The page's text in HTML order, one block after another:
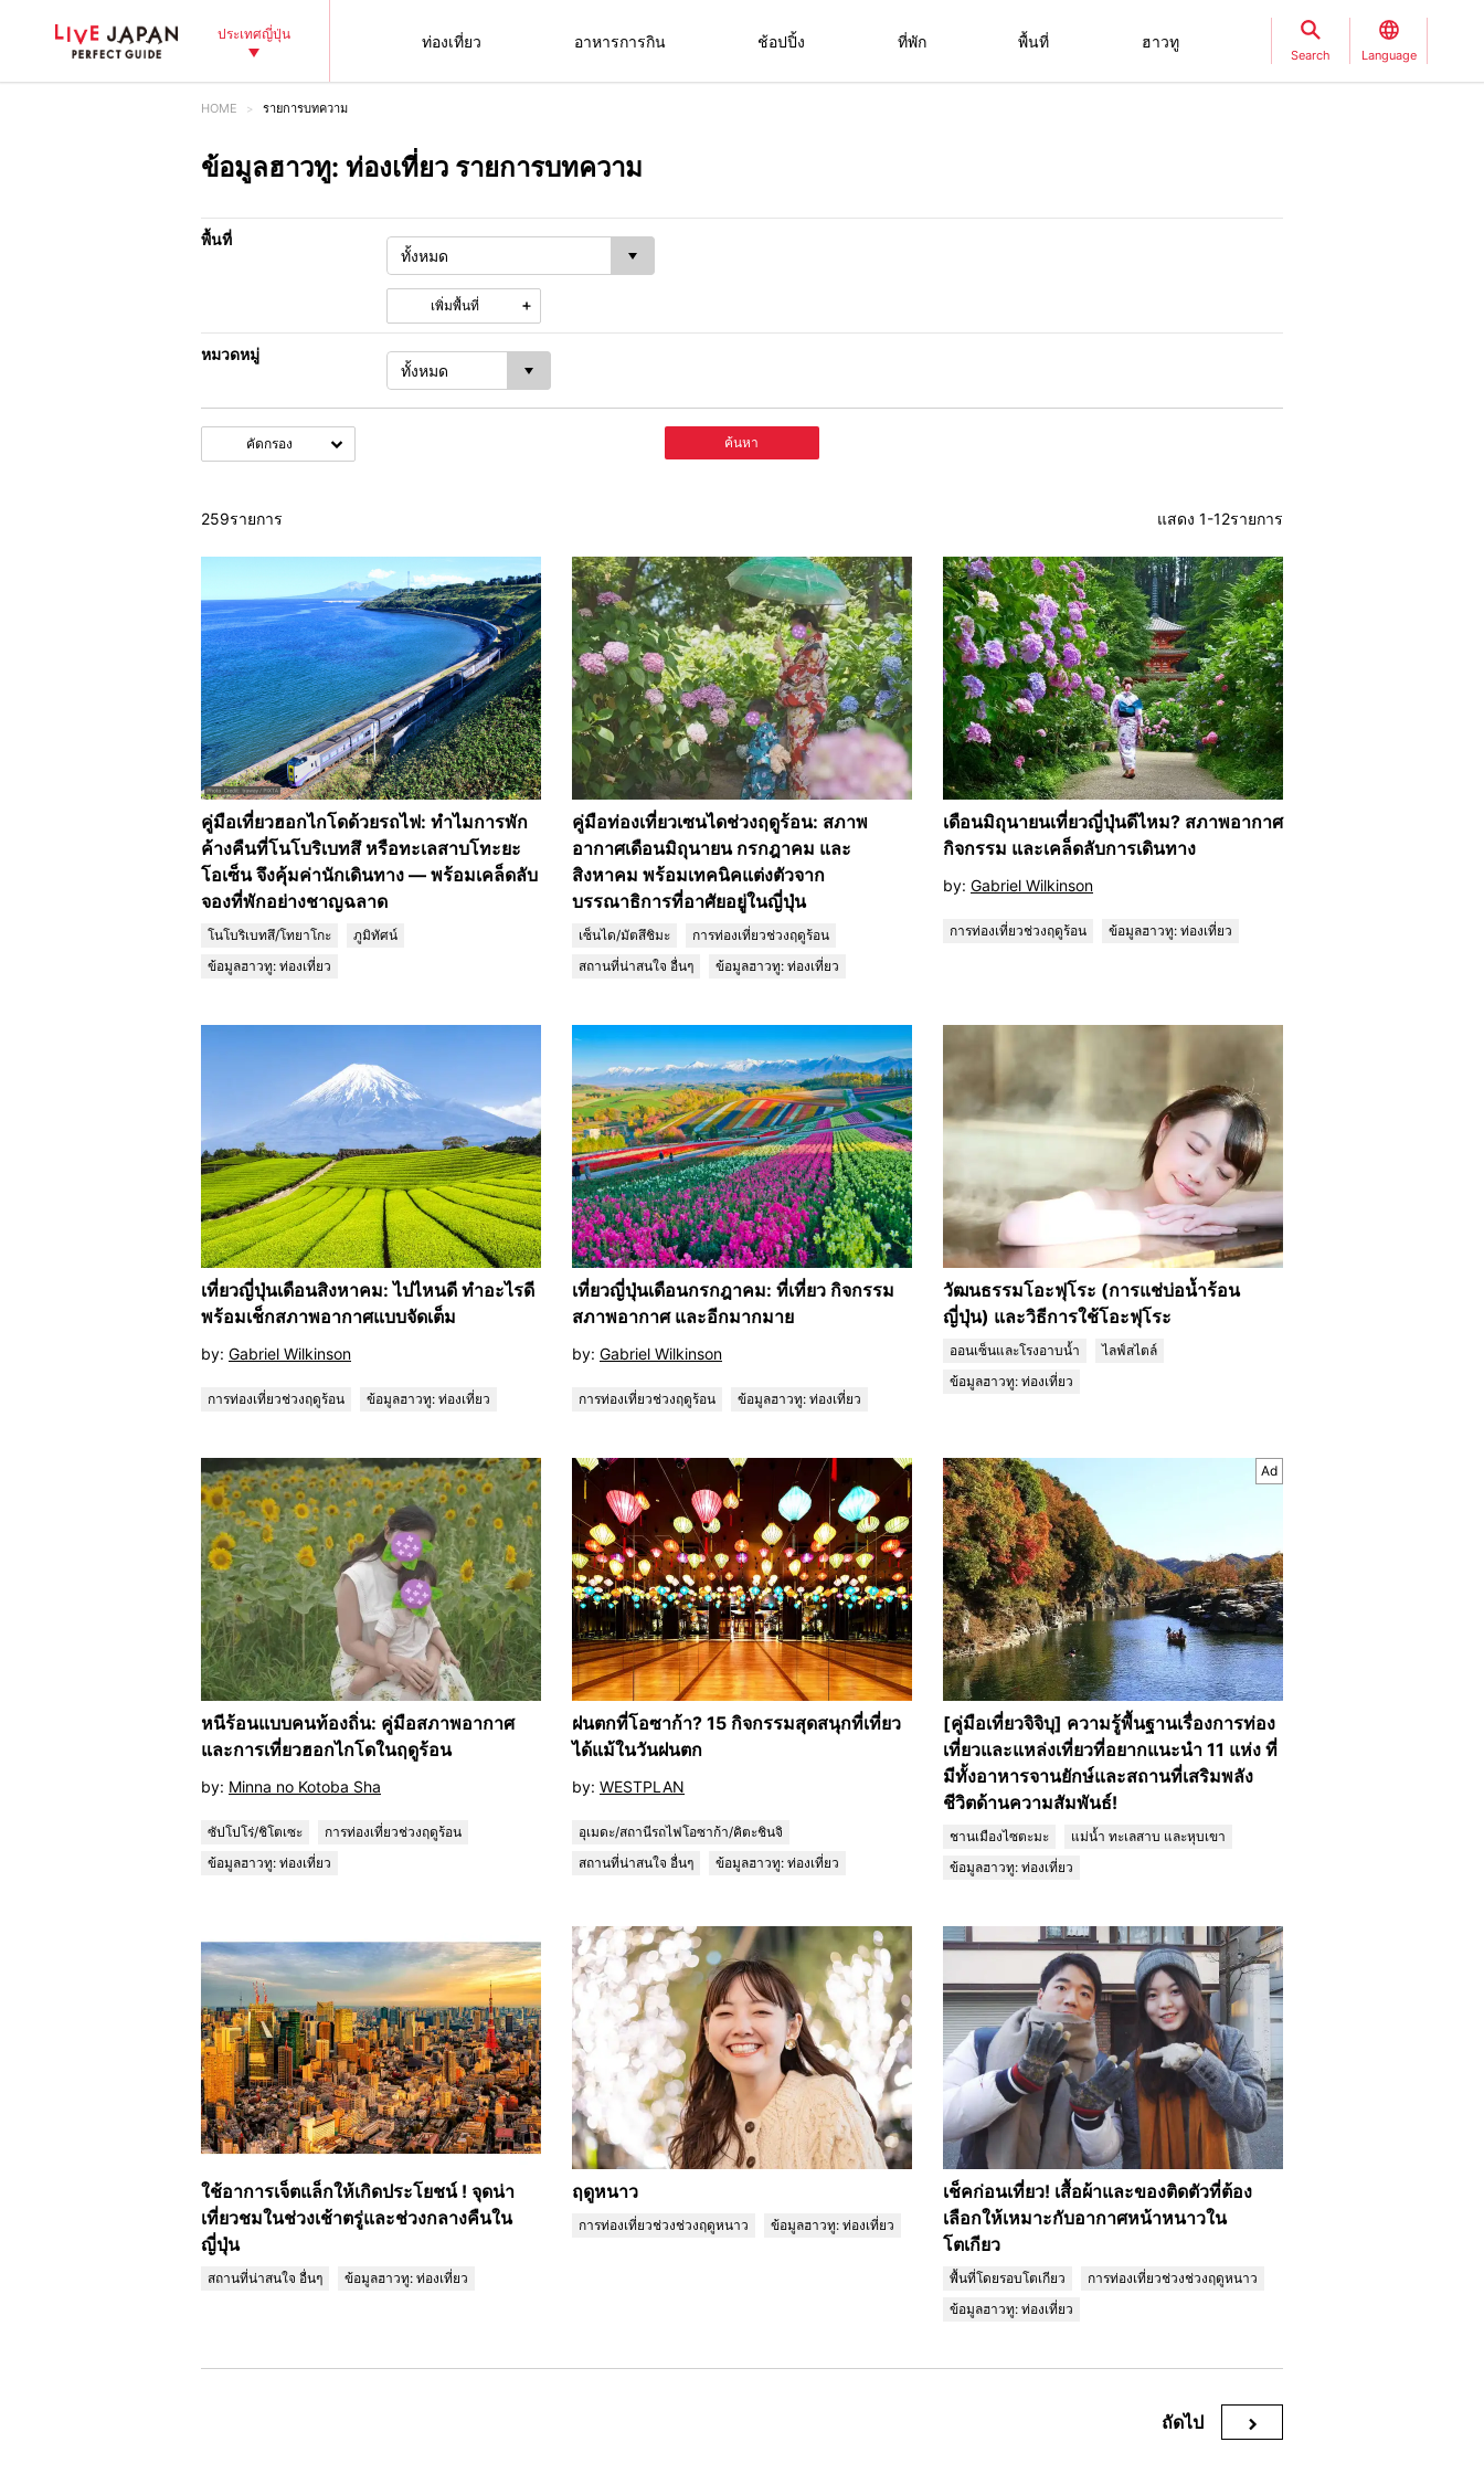
ประเทศญี่ปุ่น ท่องเที่ยว อาหารการกิน ช้อปปิ้ง ที่พัก พื้นที่ ฮาวทู
Search Language
HOME รายการบทความ
ข้อมูลฮาวทู: ท่องเที่ยว รายการบทความ
พื้นที่
เพิ่มพื้นที่
หมวดหมู่
คัดกรอง ค้นหา
259รายการ แสดง 1-12รายการ
คู่มือเที่ยวฮอกไกโดด้วยรถไฟ: ทำไมการพัก
ค้างคืนที่โนโบริเบทสึ หรือทะเลสาบโทะยะ
โอเซ็น จึงคุ้มค่านักเดินทาง — พร้อมเคล็ดลับ
จองที่พักอย่างชาญฉลาด
โนโบริเบทสึ/โทยาโกะ
ภูมิทัศน์
ข้อมูลฮาวทู: ท่องเที่ยว
คู่มือท่องเที่ยวเซนไดช่วงฤดูร้อน: สภาพ
อากาศเดือนมิถุนายน กรกฎาคม และ
สิงหาคม พร้อมเทคนิคแต่งตัวจาก
บรรณาธิการที่อาศัยอยู่ในญี่ปุ่น
เซ็นได/มัตสึชิมะ
การท่องเที่ยวช่วงฤดูร้อน
สถานที่น่าสนใจ อื่นๆ
ข้อมูลฮาวทู: ท่องเที่ยว
เดือนมิถุนายนเที่ยวญี่ปุ่นดีไหม? สภาพอากาศ
กิจกรรม และเคล็ดลับการเดินทาง
by: Gabriel Wilkinson
การท่องเที่ยวช่วงฤดูร้อน ข้อมูลฮาวทู: ท่องเที่ยว
เที่ยวญี่ปุ่นเดือนสิงหาคม: ไปไหนดี ทำอะไรดี
พร้อมเช็กสภาพอากาศแบบจัดเต็ม
by: Gabriel Wilkinson
การท่องเที่ยวช่วงฤดูร้อน ข้อมูลฮาวทู: ท่องเที่ยว
เที่ยวญี่ปุ่นเดือนกรกฎาคม: ที่เที่ยว กิจกรรม
สภาพอากาศ และอีกมากมาย
by: Gabriel Wilkinson
การท่องเที่ยวช่วงฤดูร้อน ข้อมูลฮาวทู: ท่องเที่ยว
วัฒนธรรมโอะฟุโระ (การแช่บ่อน้ำร้อน
ญี่ปุ่น) และวิธีการใช้โอะฟุโระ
ออนเซ็นและโรงอาบน้ำ
ไลฟ์สไตล์
ข้อมูลฮาวทู: ท่องเที่ยว
หนีร้อนแบบคนท้องถิ่น: คู่มือสภาพอากาศ
และการเที่ยวฮอกไกโดในฤดูร้อน
by: Minna no Kotoba Sha
ซัปโปโร่/ชิโตเซะ
การท่องเที่ยวช่วงฤดูร้อน
ข้อมูลฮาวทู: ท่องเที่ยว
ฝนตกที่โอซาก้า? 15 กิจกรรมสุดสนุกที่เที่ยว
ได้แม้ในวันฝนตก
by: WESTPLAN
อุเมดะ/สถานีรถไฟโอซาก้า/คิตะชินจิ
สถานที่น่าสนใจ อื่นๆ
ข้อมูลฮาวทู: ท่องเที่ยว
Ad
[คู่มือเที่ยวจิจิบุ] ความรู้พื้นฐานเรื่องการท่อง
เที่ยวและแหล่งเที่ยวที่อยากแนะนำ 11 แห่ง ที่
มีทั้งอาหารจานยักษ์และสถานที่เสริมพลัง
ชีวิตด้านความสัมพันธ์!
ชานเมืองไซตะมะ
แม่น้ำ ทะเลสาบ และหุบเขา
ข้อมูลฮาวทู: ท่องเที่ยว
ใช้อาการเจ็ตแล็กให้เกิดประโยชน์ ! จุดน่า
เที่ยวชมในช่วงเช้าตรู่และช่วงกลางคืนใน
ญี่ปุ่น
สถานที่น่าสนใจ อื่นๆ ข้อมูลฮาวทู: ท่องเที่ยว
ฤดูหนาว
การท่องเที่ยวช่วงช่วงฤดูหนาว ข้อมูลฮาวทู: ท่องเที่ยว
เช็คก่อนเที่ยว! เสื้อผ้าและของติดตัวที่ต้อง
เลือกให้เหมาะกับอากาศหน้าหนาวใน
โตเกียว
พื้นที่โดยรอบโตเกียว
การท่องเที่ยวช่วงช่วงฤดูหนาว
ข้อมูลฮาวทู: ท่องเที่ยว
ถัดไป